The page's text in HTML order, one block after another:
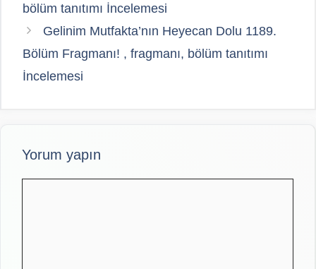
bölüm tanıtımı İncelemesi
Gelinim Mutfakta’nın Heyecan Dolu 1189.
Bölüm Fragmanı! , fragmanı, bölüm tanıtımı
İncelemesi
Yorum yapın